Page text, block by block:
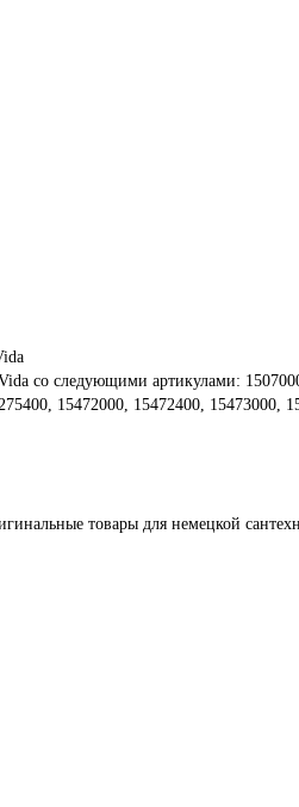
со следующими артикулами:
15472000, 15472400, 15473000,
товары для немецкой